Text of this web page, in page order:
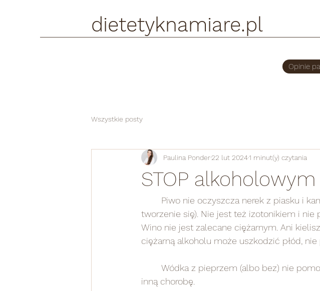
Opinie
dietetyknamiare.pl
Wszystkie posty
STOP
Paulina Ponder22 lut 20241 minut(y) czytania
tworzenie się). Nie jest też izotonikiem i nie
Wino nie jest zalecane ciężarnym. Ani
ciężarną alkoholu może uszkodzić płód, nie
inną chorobę.